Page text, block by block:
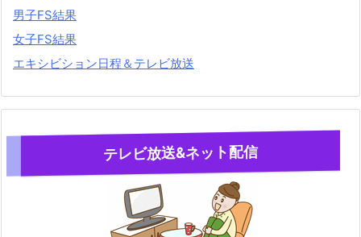
男子FS結果
女子FS結果
エキシビション日程＆テレビ放送
テレビ放送&ネット配信